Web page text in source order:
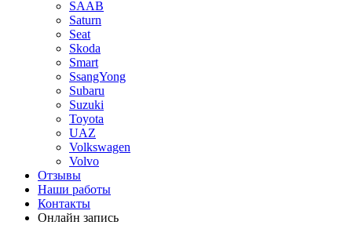
SAAB
Saturn
Seat
Skoda
Smart
SsangYong
Subaru
Suzuki
Toyota
UAZ
Volkswagen
Volvo
Отзывы
Наши работы
Контакты
Онлайн запись